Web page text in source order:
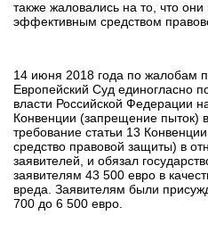
также жаловались на то, что они
эффективным средством
14 июня 2018 года по жалобам
Европейский Суд единогласно
власти Российской Федерации
Конвенции (запрещение пыток)
требование статьи 13
средство правовой защиты) в
заявителей, и обязал
заявителям 43 500 евро в
вреда. Заявителям были
700 до 6 500 евро.